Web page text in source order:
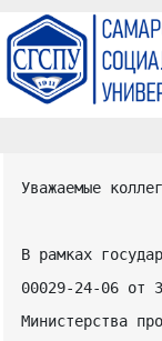
Уважаемые
В рамках
00029-24-06 от
Министерства